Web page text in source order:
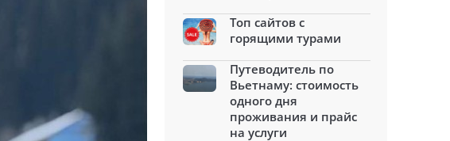
Топ сайтов с
горящими турами
Путеводитель по
Вьетнаму: стоимость
одного дня
проживания и прайс
на услуги